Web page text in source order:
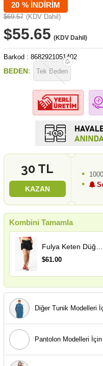
%
20 İNDIRIM
$69.57 (KDV Dahil)
$55.65 (KDV Dahil)
Barkod : 8682921051402
BEDEN: Tek Beden
30 TL
KAZAN
Kombini Tamamla
$61.00
Diğer Tunik Modelleri
Pantolon Modelleri İçin